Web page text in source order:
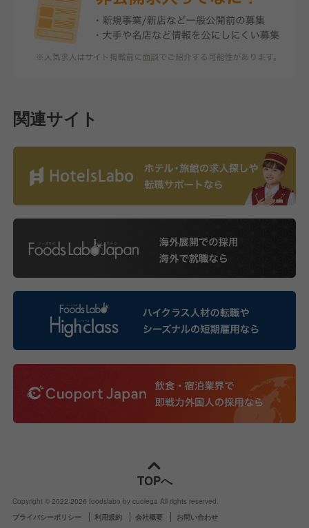
関連サイト
TOPへ
Copyright © 2022-2026 foodslabo by cuolega All rights reserved.
プライバシーポリシー
利用規約 会社概要 お問い合わせ